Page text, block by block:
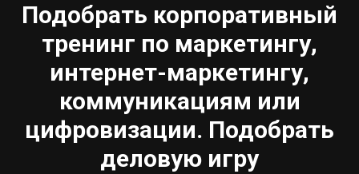
Подобрать корпоративный
тренинг по маркетингу,
интернет-маркетингу,
коммуникациям или
цифровизации. Подобрать
деловую игру